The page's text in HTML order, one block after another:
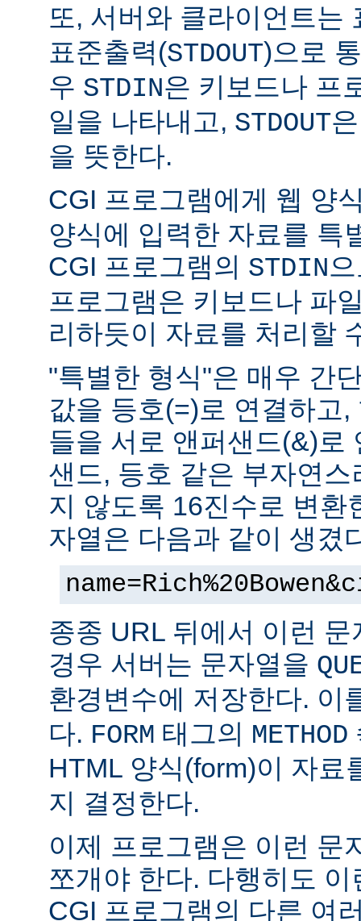
또, 서버와 클라이언트는
표준출력(STDOUT)으로
우 STDIN은 키보드나 프
일을 나타내고, STDOUT
을 뜻한다.
CGI 프로그램에게 웹 양
양식에 입력한 자료를 특
CGI 프로그램의 STDIN
프로그램은 키보드나 파
리하듯이 자료를 처리할
"특별한 형식"은 매우 간
값을 등호(=)로 연결하고
들을 서로 앤퍼샌드(&)로
샌드, 등호 같은 부자연
지 않도록 16진수로 변환
자열은 다음과 같이 생겼
종종 URL 뒤에서 이런
경우 서버는 문자열을
환경변수에 저장한다. 이
다. FORM 태그의 METHOD
HTML 양식(form)이 자료
지 결정한다.
이제 프로그램은 이런 문
쪼개야 한다. 다행히도
CGI 프로그램의 다른 여